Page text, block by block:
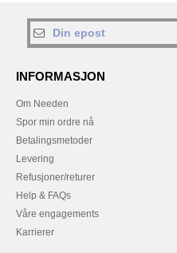
INFORMASJON
Om Needen
Spor min ordre nå
Betalingsmetoder
Levering
Refusjoner/returer
Help & FAQs
Våre engagements
Karrierer